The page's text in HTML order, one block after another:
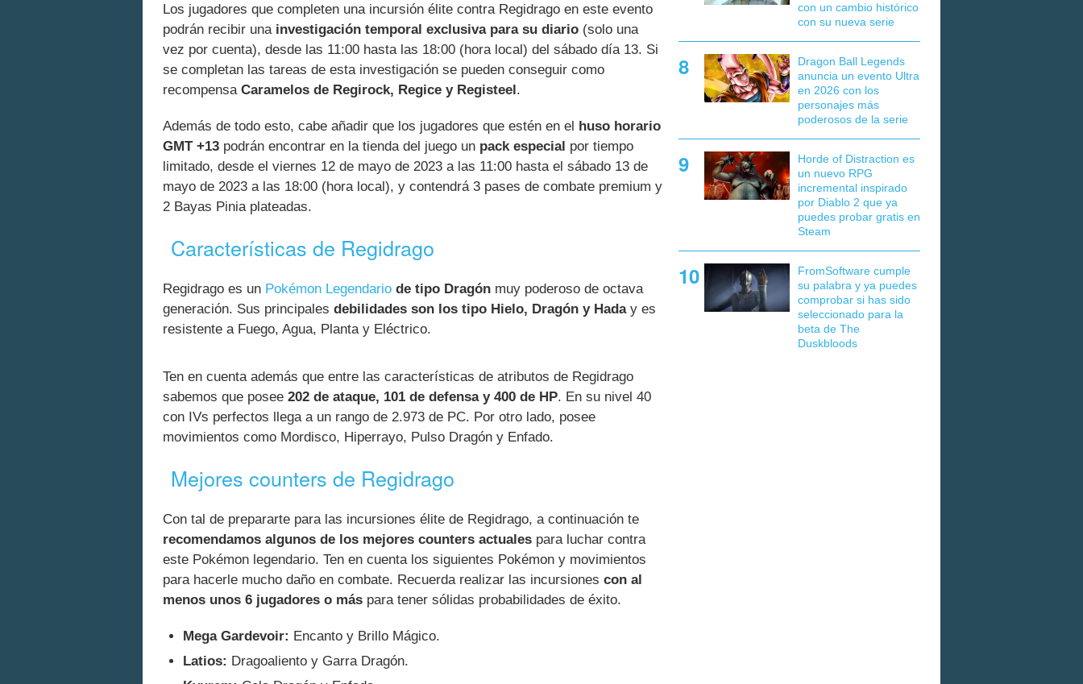
Los jugadores que completen una incursión élite contra Regidrago en este evento
podrán recibir una investigación temporal exclusiva para su diario (solo una
vez por cuenta), desde las 11:00 hasta las 18:00 (hora local) del sábado día 13. Si
se completan las tareas de esta investigación se pueden conseguir como
recompensa Caramelos de Regirock, Regice y Registeel.
Además de todo esto, cabe añadir que los jugadores que estén en el huso horario
GMT +13 podrán encontrar en la tienda del juego un pack especial por tiempo
limitado, desde el viernes 12 de mayo de 2023 a las 11:00 hasta el sábado 13 de
mayo de 2023 a las 18:00 (hora local), y contendrá 3 pases de combate premium y
2 Bayas Pinia plateadas.
Características de Regidrago
Regidrago es un Pokémon Legendario de tipo Dragón muy poderoso de octava
generación. Sus principales debilidades son los tipo Hielo, Dragón y Haday es
resistente a Fuego, Agua, Planta y Eléctrico.
Ten en cuenta además que entre las características de atributos de Regidrago
sabemos que posee 202 de ataque, 101 de defensa y 400 de HP. En su nivel 40
con IVs perfectos llega a un rango de 2.973 de PC. Por otro lado, posee
movimientos como Mordisco, Hiperrayo, Pulso Dragón y Enfado.
Mejores counters de Regidrago
Con tal de prepararte para las incursiones élite de Regidrago, a continuación te
recomendamos algunos de los mejores counters actuales para luchar contra
este Pokémon legendario. Ten en cuenta los siguientes Pokémon y movimientos
para hacerle mucho daño en combate. Recuerda realizar las incursiones con al
menos unos 6 jugadores o más para tener sólidas probabilidades de éxito.
Mega Gardevoir: Encanto y Brillo Mágico.
Latios: Dragoaliento y Garra Dragón.
con un cambio histórico
con su nueva serie
Dragon Ball Legends
anuncia un evento Ultra
en 2026 con los
personajes más
poderosos de la serie
Horde of Distraction es
un nuevo RPG
incremental inspirado
por Diablo 2 que ya
puedes probar gratis en
Steam
FromSoftware cumple
su palabra y ya puedes
comprobar si has sido
seleccionado para la
beta de The
Duskbloods